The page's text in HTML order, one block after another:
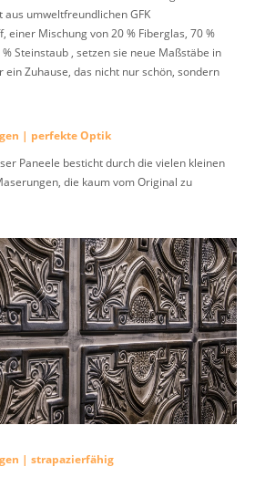
umweltfreundlichen GFK
einer Mischung von 20 % Fiberglas, 70 %
Steinstaub , setzen sie neue Maßstäbe in
ein Zuhause, das nicht nur schön, sondern
| perfekte Optik
Paneele besticht durch die vielen kleinen
die kaum vom Original zu
| strapazierfähig